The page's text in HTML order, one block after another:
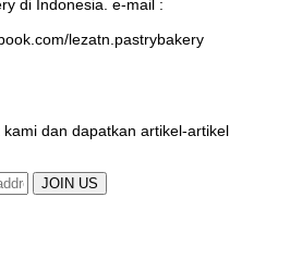
di Indonesia. e-mail :
lezatn.pastrybakery
dan dapatkan artikel-artikel